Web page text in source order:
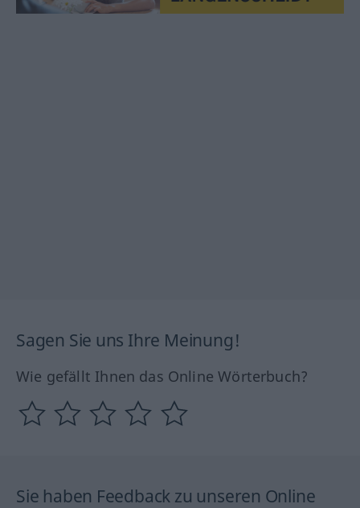
Sagen Sie uns Ihre Meinung!
Wie gefällt Ihnen das Online Wörterbuch?
Sie haben Feedback zu unseren Online